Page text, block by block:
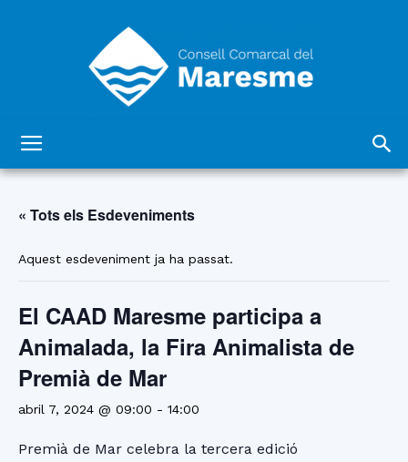
del
« Tots els Esdeveniments
Aquest esdeveniment ja ha passat.
El CAAD Maresme participa a
Animalada, la Fira Animalista de
Premià de Mar
abril 7, 2024 @ 09:00 - 14:00
Premià de Mar celebra la tercera edició